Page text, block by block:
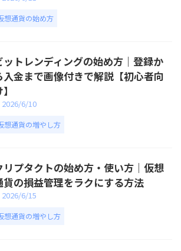
想通貨の始め方
ットレンディングの始め方｜登録か
入金まで画像付きで解説【初心者向
2026/6/10
想通貨の増やし方
リプタクトの始め方・使い方｜仮想
貨の損益管理をラクにする方法
2026/6/15
想通貨の増やし方